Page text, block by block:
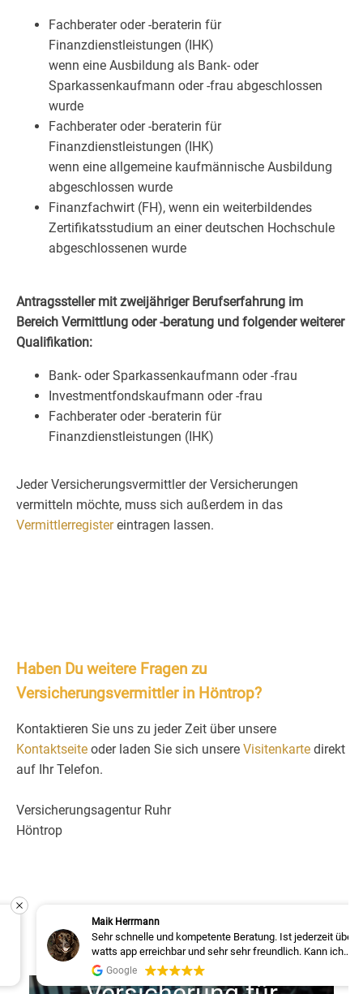
Fachberater oder -beraterin für
Finanzdienstleistungen (IHK)
wenn eine Ausbildung als Bank- oder
Sparkassenkaufmann oder -frau abgeschlossen
wurde
Fachberater oder -beraterin für
Finanzdienstleistungen (IHK)
wenn eine allgemeine kaufmännische Ausbildung
abgeschlossen wurde
Finanzfachwirt (FH), wenn ein weiterbildendes
Zertifikatsstudium an einer deutschen Hochschule
abgeschlossenen wurde
Antragssteller mit zweijähriger Berufserfahrung im
Bereich Vermittlung oder -beratung und folgender weiterer
Qualifikation:
Bank- oder Sparkassenkaufmann oder -frau
Investmentfondskaufmann oder -frau
Fachberater oder -beraterin für
Finanzdienstleistungen (IHK)
Jeder Versicherungsvermittler der Versicherungen
vermitteln möchte, muss sich außerdem in das
Vermittlerregistereintragen lassen.
Haben Du weitere Fragen zu
Versicherungsvermittler in Höntrop?
Kontaktieren Sie uns zu jeder Zeit über unsere
Kontaktseite oder laden Sie sich unsere Visitenkarte direkt
auf Ihr Telefon.
Versicherungsagentur Ruhr
Höntrop
Maik Herrmann
Sehr schnelle und kompetente Beratung. Ist jederzeit über
watts app erreichbar und sehr sehr freundlich. Kann ich
nur weiterempfehlen!!!
Google